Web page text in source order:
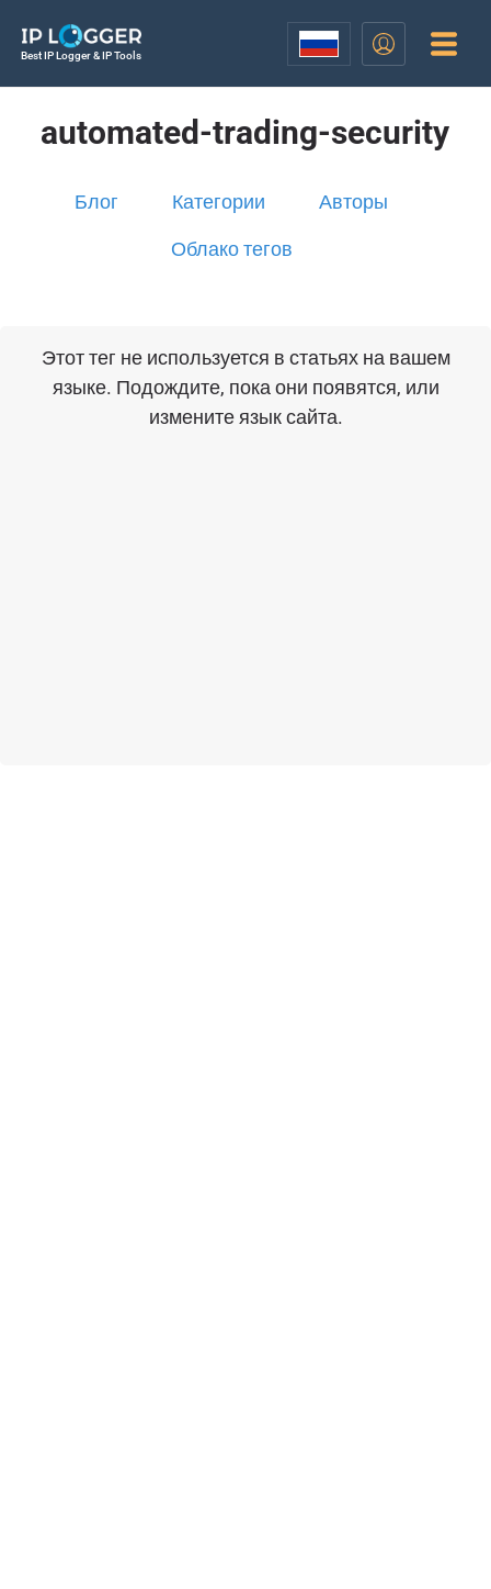
Best IP Logger & IP Tools
automated-trading-security
Блог Категории Авторы
Облако тегов